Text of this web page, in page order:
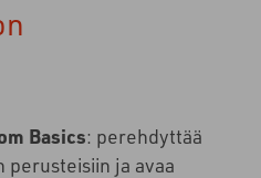
Basics: perehdyttää
ja avaa